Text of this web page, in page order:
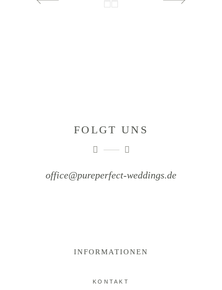
FOLGT UNS
office@pureperfect-weddings.de
INFORMATIONEN
KONTAKT